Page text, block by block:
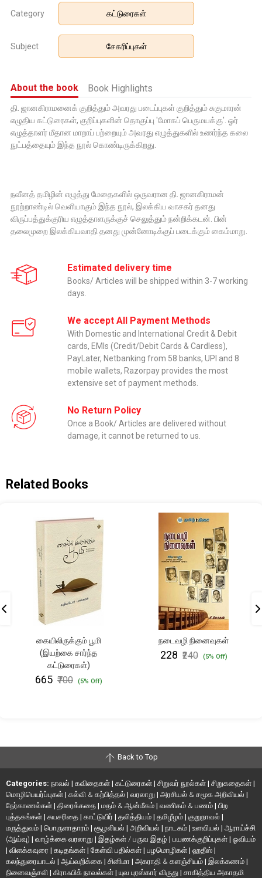
Category கட்டுரைகள்
Subject சேகரிப்புகள்
About the book Book Highlights
தி. ஜானகிராமனைக் குறித்தும் அவரது படைப்புகள் குறித்தும் சுகுமாரன்
எழுதிய கட்டுரைகள், குறிப்புகளின் தொகுப்பு 'மோகப் பெருமயக்கு'. ஓர்
எழுத்தாளர் மீதான மாறாப் பற்றையும் அவரது எழுத்துகளில் உணர்ந்த கலை
நுட்பத்தையும் இந்த நூல் கொண்டிருக்கிறது.
நவீனத் தமிழின் எழுத்து மேதைகளில் ஒருவரான தி. ஜானகிராமன்
நூற்றாண்டில் வெளியாகும் இந்த நூல், இலக்கிய வாசகர் தனது
விருப்பத்துக்குரிய எழுத்தாளருக்குச் செலுத்தும் நன்றிக்கடன். பின்
தலைமுறை இலக்கியவாதி தனது முன்னோடிக்குப் படைக்கும் கைம்மாறு.
Estimated delivery time
Books/ Articles will be shipped within 3-7 working
days.
We accept All Payment Methods
With Domestic and International Credit & Debit
cards, EMIs (Credit/Debit Cards & Cardless),
PayLater, Netbanking from 58 banks, UPI and 8
mobile wallets, Razorpay provides the most
extensive set of payment methods.
No Return Policy
Once a Book/ Articles are delivered without
damage, it cannot be returned to us.
Related Books
கையிலிருக்கும் பூமி
(இயற்கை சார்ந்த
கட்டுரைகள்)
₹665 ₹700 (5% Off)
நடைவழி நினைவுகள்
₹228 ₹240 (5% Off)
Back to Top
Categories: நாவல் | கவிதைகள் | கட்டுரைகள் | சிறுவர் நூல்கள் | சிறுகதைகள் |
மொழிபெயர்ப்புகள் | கல்வி & கற்பித்தல் | வரலாறு | அரசியல் & சமூக அறிவியல் |
நேர்காணல்கள் | திரைக்கதை | மதம் & ஆன்மீகம் | வணிகம் & பணம் | பிற
புத்தகங்கள் | சுயசரிதை | காட்டுயிர் | தலித்தியம் | தமிழீழம் | குறுநாவல் |
மருத்துவம் | பொருளாதாரம் | சூழலியல் | அறிவியல் | நாடகம் | உளவியல் | ஆராய்ச்சி
(ஆய்வு) | வாழ்க்கை வரலாறு | இதழ்கள் / பருவ இதழ் | பயணக்குறிப்புகள் | ஓவியம்
| விளக்கவுரை | கடிதங்கள் | கேள்வி பதில்கள் | பழமொழிகள் | ஹதீஸ் |
கலந்துரையாடல் | ஆய்வறிக்கை | சினிமா | அகராதி & களஞ்சியம் | இலக்கணம் |
நினைவஞ்சலி | கிராஃபிக் நாவல்கள் | யுவ புரஸ்கார் விருது | சாகித்திய அகாதமி